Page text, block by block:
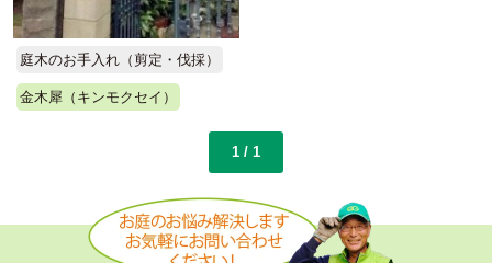
庭木のお手入れ（剪定・伐採）
金木犀（キンモクセイ）
1 / 1